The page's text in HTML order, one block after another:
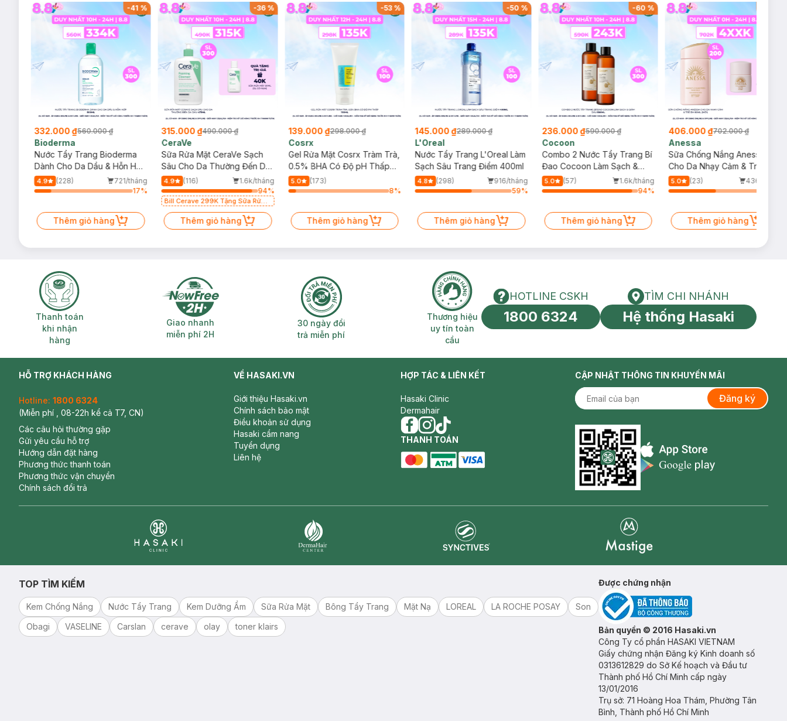
-41 %
332.000 ₫560.000 ₫
Bioderma
Nước Tẩy Trang Bioderma
Dành Cho Da Dầu & Hỗn Hợp
500ml
4.9 (228)
721/tháng
17%
Thêm giỏ hàng
-36%
315.000 ₫490.000 ₫
CeraVe
Sữa Rửa Mặt CeraVe Sạch
Sâu Cho Da Thường Đến Da
Dầu 473ml
4.9 (116)
1.6k/tháng
94%
Bill Cerave 299K Tặng Sữa Rửa
Mặt Cerave 30ml (SL có hạn)
Thêm giỏ hàng
-53%
139.000 ₫298.000 ₫
Cosrx
Gel Rửa Mặt Cosrx Tràm Trà,
0.5% BHA Có Độ pH Thấp
150ml
5.0
(173)
8%
Thêm giỏ hàng
-50 %
145.000 ₫289.000 ₫
L'Oreal
Nước Tẩy Trang L'Oreal Làm
Sạch Sâu Trang Điểm 400ml
4.8 (298)
916/tháng
59%
Thêm giỏ hàng
-60 %
236.000 ₫590.000 ₫
Cocoon
Combo 2 Nước Tẩy Trang Bí
Đao Cocoon Làm Sạch &
Giảm Dầu 500ml
5.0 (57)
1.6k/tháng
94%
Thêm giỏ hàng
406.000 ₫702.000 ₫
Anessa
Sữa Chống Nắng Anessa
Cho Da Nhạy Cảm & Trẻ Em
60ml (Mới)
5.0 (23)
436/tháng
Thêm giỏ hàng
Thanh toán khi nhận hàng
Thanh toán
khi nhận
hàng
Giao nhanh miễn phí 2H
Giao nhanh
miễn phí 2H
30 ngày đổi trả miễn phí
30 ngày đổi
trả miễn phí
Thương hiệu uy tín toàn cầu
Thương hiệu
uy tín toàn
cầu
HOTLINE CSKH
HOTLINE CSKH
1800 6324
Tìm chi nhánh
TÌM CHI NHÁNH
Hệ thống Hasaki
HỖ TRỢ KHÁCH HÀNG
Hotline: 1800 6324
(Miễn phí , 08-22h kể cả T7, CN)
Các câu hỏi thường gặp
Gửi yêu cầu hỗ trợ
Hướng dẫn đặt hàng
Phương thức thanh toán
Phương thức vận chuyển
Chính sách đổi trả
VỀ HASAKI.VN
Giới thiệu Hasaki.vn
Chính sách bảo mật
Điều khoản sử dụng
Hasaki cẩm nang
Tuyển dụng
Liên hệ
HỢP TÁC & LIÊN KẾT
Hasaki Clinic
Dermahair
facebook
instagram
tiktok
THANH TOÁN
CẬP NHẬT THÔNG TIN KHUYẾN MÃI
Đăng ký
Appstore icon
TOP TÌM KIẾM
Kem Chống Nắng Nước Tẩy Trang Kem Dưỡng Ẩm Sữa Rửa Mặt Bông Tẩy Trang Mặt Nạ LOREAL LA ROCHE POSAY
Son
Obagi
VASELINE Carslan cerave olay toner klairs
Được chứng nhận
Bản quyền © 2016 Hasaki.vn
Công Ty cổ phần HASAKI VIETNAM
Giấy chứng nhận Đăng ký Kinh doanh số
0313612829 do Sở Kế hoạch và Đầu tư
Thành phố Hồ Chí Minh cấp ngày
13/01/2016
Trụ sở: 71 Hoàng Hoa Thám, Phường Tân
Bình, Thành phố Hồ Chí Minh